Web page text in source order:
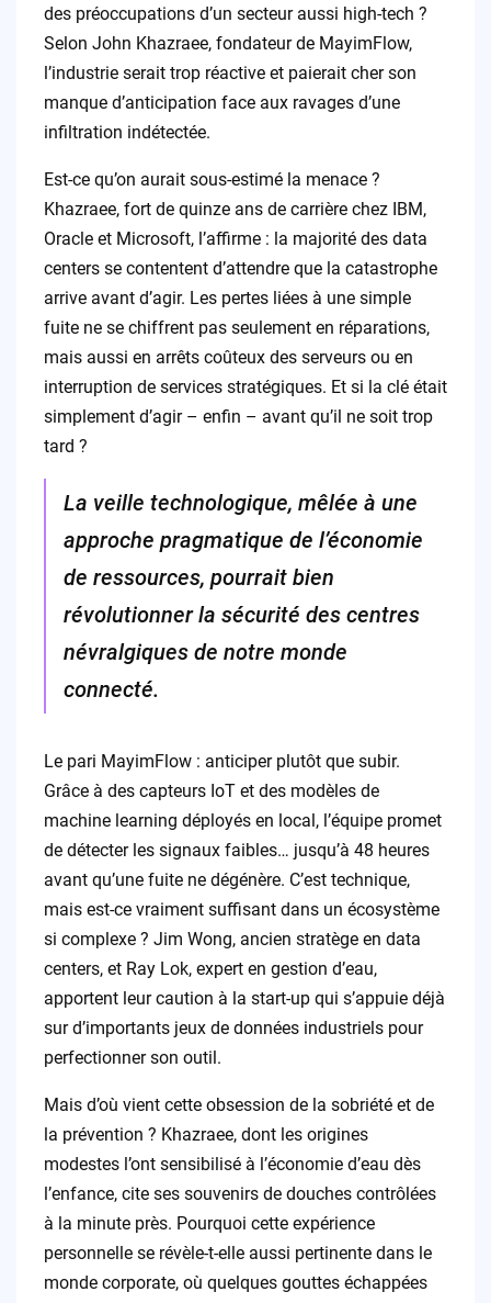
des préoccupations d’un secteur aussi high-tech ?
Selon John Khazraee, fondateur de MayimFlow,
l’industrie serait trop réactive et paierait cher son
manque d’anticipation face aux ravages d’une
infiltration indétectée.
Est-ce qu’on aurait sous-estimé la menace ?
Khazraee, fort de quinze ans de carrière chez IBM,
Oracle et Microsoft, l’affirme : la majorité des data
centers se contentent d’attendre que la catastrophe
arrive avant d’agir. Les pertes liées à une simple
fuite ne se chiffrent pas seulement en réparations,
mais aussi en arrêts coûteux des serveurs ou en
interruption de services stratégiques. Et si la clé était
simplement d’agir – enfin – avant qu’il ne soit trop
tard ?
La veille technologique, mêlée à une
approche pragmatique de l’économie
de ressources, pourrait bien
révolutionner la sécurité des centres
névralgiques de notre monde
connecté.
Le pari MayimFlow : anticiper plutôt que subir.
Grâce à des capteurs IoT et des modèles de
machine learning déployés en local, l’équipe promet
de détecter les signaux faibles… jusqu’à 48 heures
avant qu’une fuite ne dégénère. C’est technique,
mais est-ce vraiment suffisant dans un écosystème
si complexe ? Jim Wong, ancien stratège en data
centers, et Ray Lok, expert en gestion d’eau,
apportent leur caution à la start-up qui s’appuie déjà
sur d’importants jeux de données industriels pour
perfectionner son outil.
Mais d’où vient cette obsession de la sobriété et de
la prévention ? Khazraee, dont les origines
modestes l’ont sensibilisé à l’économie d’eau dès
l’enfance, cite ses souvenirs de douches contrôlées
à la minute près. Pourquoi cette expérience
personnelle se révèle-t-elle aussi pertinente dans le
monde corporate, où quelques gouttes échappées